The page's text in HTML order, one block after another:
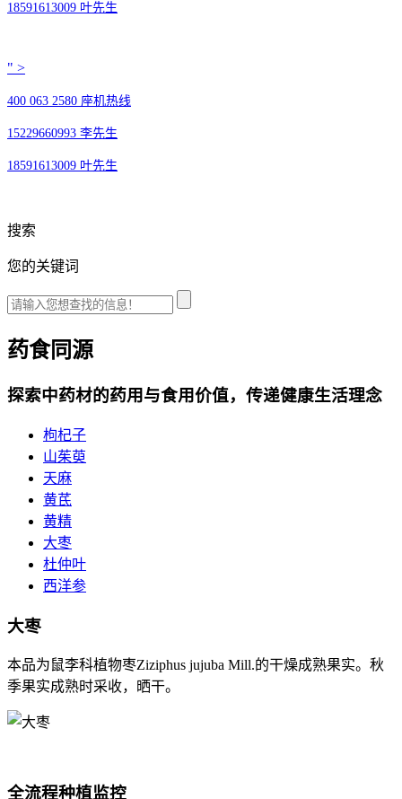
18591613009 叶先生
" >
400 063 2580 座机热线
15229660993 李先生
18591613009 叶先生
搜索
您的关键词
药食同源
探索中药材的药用与食用价值，传递健康生活理念
枸杞子
山茱萸
天麻
黄芪
黄精
大枣
杜仲叶
西洋参
大枣
本品为鼠李科植物枣Ziziphus jujuba Mill.的干燥成熟果实。秋
季果实成熟时采收，晒干。
全流程种植监控